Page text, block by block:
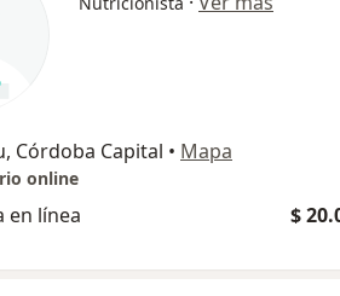
Córdoba Capital • Mapa
online
en línea $